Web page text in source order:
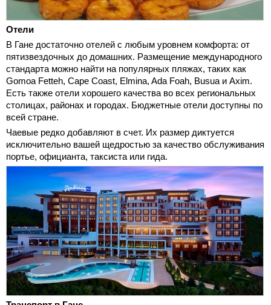
Отели
В Гане достаточно отелей с любым уровнем комфорта: от
пятизвездочных до домашних. Размещение международного
стандарта можно найти на популярных пляжах, таких как
Gomoa Fetteh, Cape Coast, Elmina, Ada Foah, Busua и Axim.
Есть также отели хорошего качества во всех региональных
столицах, районах и городах. Бюджетные отели доступны по
всей стране.
Чаевые редко добавляют в счет. Их размер диктуется
исключительно вашей щедростью за качество обслуживания
портье, официанта, таксиста или гида.